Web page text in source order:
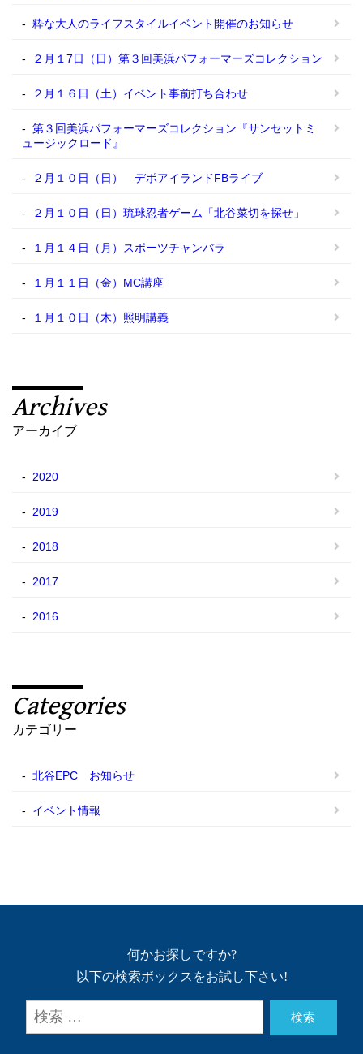
粋な大人のライフスタイルイベント開催のお知らせ
２月１7日（日）第３回美浜パフォーマーズコレクション
２月１６日（土）イベント事前打ち合わせ
第３回美浜パフォーマーズコレクション『サンセットミ
ュージックロード』
２月１０日（日） デポアイランドFBライブ
２月１０日（日）琉球忍者ゲーム「北谷菜切を探せ」
１月１４日（月）スポーツチャンバラ
１月１１日（金）MC講座
１月１０日（木）照明講義
Archives
アーカイブ
2020
2019
2018
2017
2016
Categories
カテゴリー
北谷EPC お知らせ
イベント情報
何かお探しですか?
以下の検索ボックスをお試し下さい!
検索